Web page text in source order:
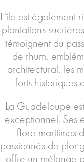
L’île est également
plantations
témoignent du
de rhum,
architectural, les
forts historiques
La Guadeloupe
exceptionnel. Ses
flore maritimes
passionnés de
offre un mélange